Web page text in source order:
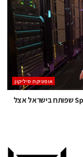
אופטיקת סיליקון
אנבידיה מתחילה לפרוס את מתג Spectrum-6 שפותח בישראל אצל